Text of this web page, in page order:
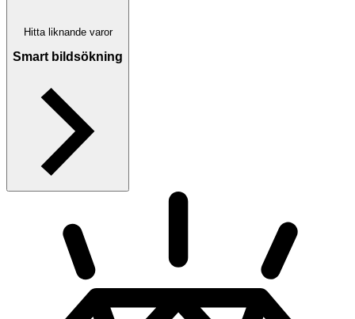
Hitta liknande varor
Smart bildsökning